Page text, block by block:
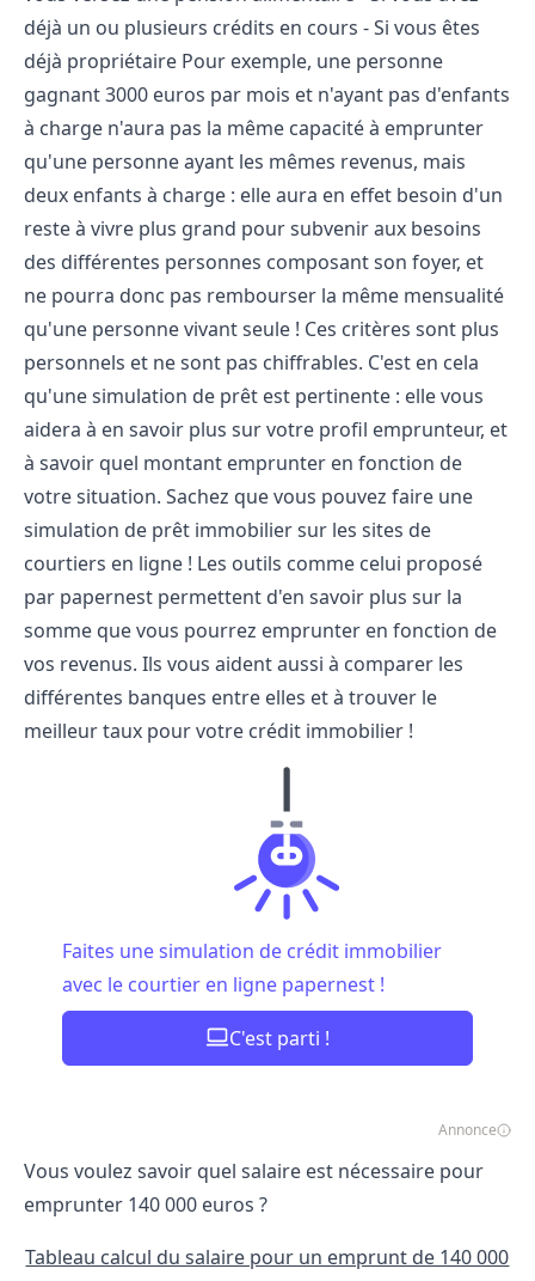
déjà un ou plusieurs crédits en cours - Si vous êtes
déjà propriétaire Pour exemple, une personne
gagnant 3000 euros par mois et n'ayant pas d'enfants
à charge n'aura pas la même capacité à emprunter
qu'une personne ayant les mêmes revenus, mais
deux enfants à charge : elle aura en effet besoin d'un
reste à vivre plus grand pour subvenir aux besoins
des différentes personnes composant son foyer, et
ne pourra donc pas rembourser la même mensualité
qu'une personne vivant seule ! Ces critères sont plus
personnels et ne sont pas chiffrables. C'est en cela
qu'une simulation de prêt est pertinente : elle vous
aidera à en savoir plus sur votre profil emprunteur, et
à savoir quel montant emprunter en fonction de
votre situation. Sachez que vous pouvez faire une
simulation de prêt immobilier sur les sites de
courtiers en ligne ! Les outils comme celui proposé
par papernest permettent d'en savoir plus sur la
somme que vous pourrez emprunter en fonction de
vos revenus. Ils vous aident aussi à comparer les
différentes banques entre elles et à trouver le
meilleur taux pour votre crédit immobilier !
Faites une simulation de crédit immobilier
avec le courtier en ligne papernest !
C'est parti !
Annonce
Vous voulez savoir quel salaire est nécessaire pour
emprunter 140 000 euros ?
Tableau calcul du salaire pour un emprunt de 140 000